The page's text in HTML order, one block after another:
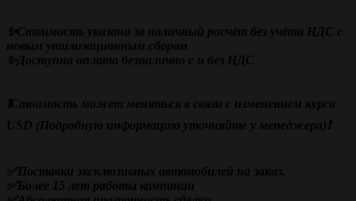
✨Стоимость указана за наличный расчёт без учёта НДС с
новым утилизационным сбором
✨Доступна оплата безналично с и без НДС
❗️Стоимость может меняться в связи с изменением курса
USD (Подробную информацию уточняйте у менеджера)❗️
✅Поставки эксклюзивных автомобилей на заказ.
✅Более 15 лет работы компании